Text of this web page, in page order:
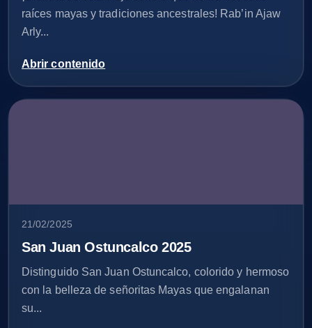
raíces mayas y tradiciones ancestrales! Rab’in Ajaw
Arly...
Abrir contenido
21/02/2025
San Juan Ostuncalco 2025
Distinguido San Juan Ostuncalco, colorido y hermoso
con la belleza de señoritas Mayas que engalanan
su...